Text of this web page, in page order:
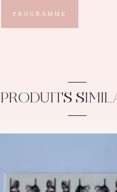
PROGRAMME
PRODUITS